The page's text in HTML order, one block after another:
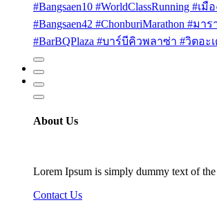
#Bangsaen10 #WorldClassRunning #
#Bangsaen42 #ChonburiMarathon #
#BarBQPlaza #บาร์บีคิวพลาซ่า #วิตอะ
About Us
Lorem Ipsum is simply dummy text of
Contact Us